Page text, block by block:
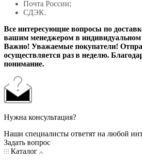
Почта России;
СДЭК.
Все интересующие вопросы по
вашим менеджером в индивидуальном
Важно! Уважаемые покупатели!
осуществляется раз в неделю.
понимание.
Нужна консультация?
Наши специалисты ответят на любой
Задать вопрос
Каталог